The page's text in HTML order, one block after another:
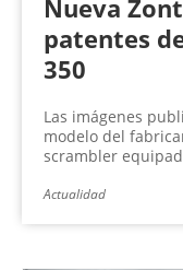
Nueva
patentes
350
Las imágenes
modelo del
scrambler
Actualidad